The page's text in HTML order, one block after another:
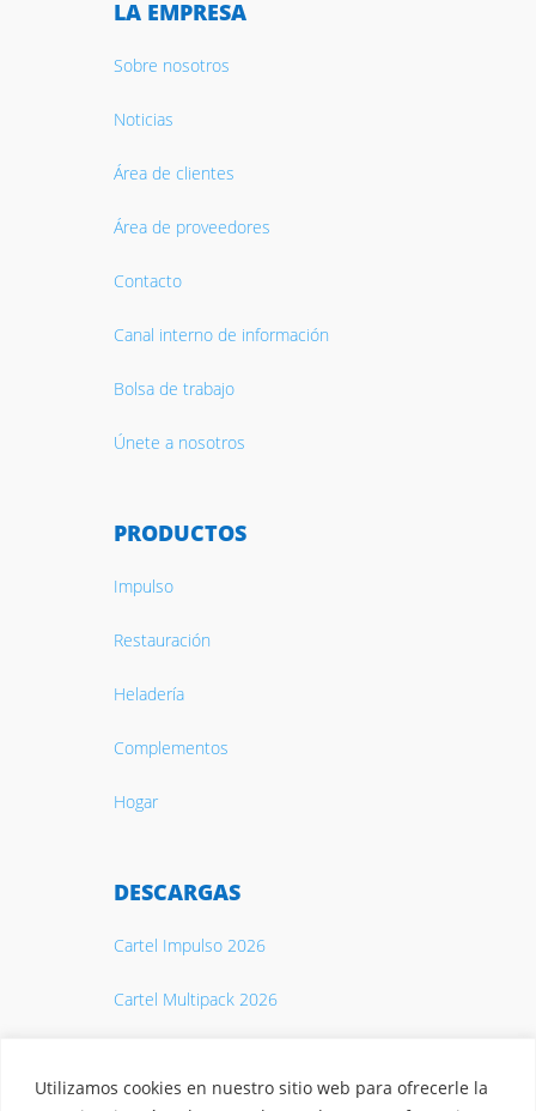
Utilizamos cookies en nuestro sitio web para ofrecerle la
LA EMPRESA
Sobre nosotros
Noticias
Área de clientes
Área de proveedores
Contacto
Canal interno de información
Bolsa de trabajo
Únete a nosotros
PRODUCTOS
Impulso
Restauración
Heladería
Complementos
Hogar
DESCARGAS
Cartel Impulso 2026
Cartel Multipack 2026